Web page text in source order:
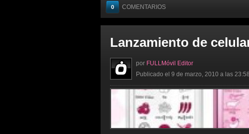
0 COMENTARIOS
Lanzamiento de
por FULLMóvil Editor
Publicado el 9 de marzo, 2010 a las 23:58